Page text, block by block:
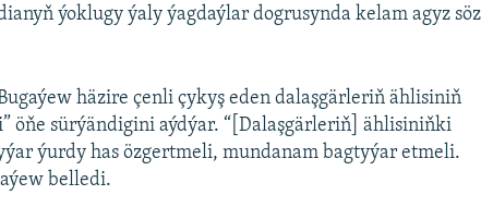
ýoklugy ýaly ýagdaýlar dogrusynda kelam agyz söz
häzire çenli çykyş eden dalaşgärleriň ählisiniň
öňe sürýändigini aýdýar. “[Dalaşgärleriň] ählisiniňki
ýurdy has özgertmeli, mundanam bagtyýar etmeli.
belledi.